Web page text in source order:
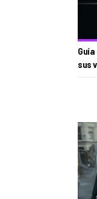
sus